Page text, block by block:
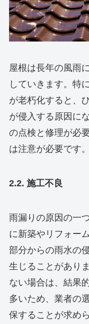
屋根は長年の風雨
していきます。特
が老朽化すると、
が侵入する原因に
の点検と修理が必
は注意が必要です
2.2. 施工不良
雨漏りの原因の一
に新築やリフォー
部分からの雨水の
生じることがあり
ない場合は、結果
多いため、業者の
保することが求め